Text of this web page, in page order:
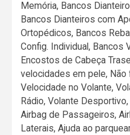
Memória, Bancos
Bancos Dianteiros com
Ortopédicos, Bancos
Config. Individual, Bancos
Encostos de Cabeça
velocidades em pele, Não
Velocidade no Volante,
Rádio, Volante
Airbag de Passageiros,
Laterais, Ajuda ao